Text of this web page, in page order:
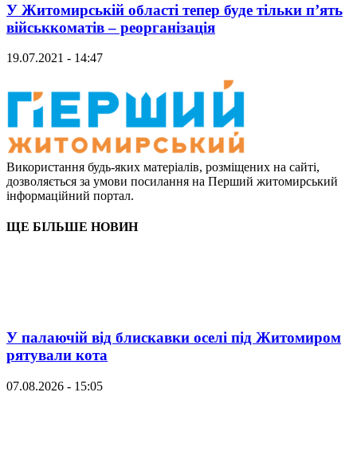
У Житомирській області тепер буде тільки п’ять
військкоматів – реорганізація
19.07.2021 - 14:47
Використання будь-яких матеріалів, розміщених на сайті,
дозволяється за умови посилання на Перший житомирський
інформаційний портал.
ЩЕ БІЛЬШЕ НОВИН
У палаючій від блискавки оселі під Житомиром
рятували кота
07.08.2026 - 15:05